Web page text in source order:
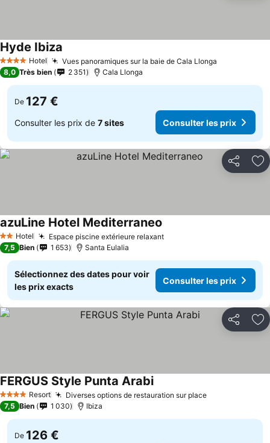
4 Étoiles Hotel Vues panoramiques sur la baie de Cala Llonga
Hyde Ibiza
8,0 Très bien 2 351 Cala Llonga
De 127 €
Consulter les prix de 7 sites Consulter les prix
Partager
2 Étoiles
Hotel Espace piscine extérieure relaxant
azuLine Hotel Mediterraneo
7,5 Bien 1 653 Santa Eulalia
Sélectionnez des dates pour voir
les prix exacts
Consulter les prix
Partager
4 Étoiles Resort Diverses options de restauration sur place
FERGUS Style Punta Arabi
7,5 Bien 1 030 Ibiza
De 126 €